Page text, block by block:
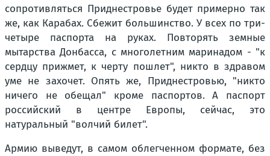
сопротивляться Приднестровье будет примерно так
же, как Карабах. Сбежит большинство. У всех по три-
четыре паспорта на руках. Повторять земные
мытарства Донбасса, с многолетним маринадом - "к
сердцу прижмет, к черту пошлет", никто в здравом
уме не захочет. Опять же, Приднестровью, "никто
ничего не обещал" кроме паспортов. А паспорт
российский в центре Европы, сейчас, это
натуральный "волчий билет".
Армию выведут, в самом облегченном формате, без